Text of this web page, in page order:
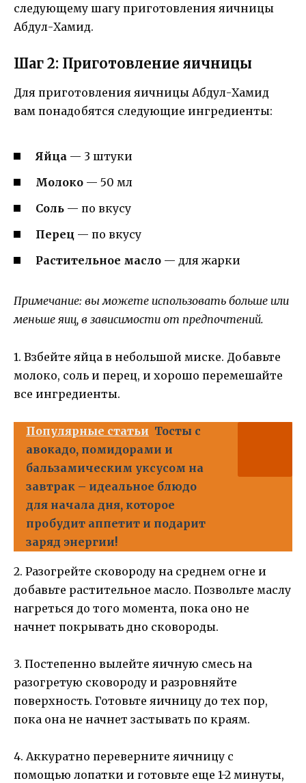
следующему шагу приготовления яичницы
Абдул-Хамид.
Шаг 2: Приготовление яичницы
Для приготовления яичницы Абдул-Хамид
вам понадобятся следующие ингредиенты:
Яйца — 3 штуки
Молоко — 50 мл
Соль — по вкусу
Перец — по вкусу
Растительное масло — для жарки
Примечание: вы можете использовать больше или
меньше яиц, в зависимости от предпочтений.
1. Взбейте яйца в небольшой миске. Добавьте
молоко, соль и перец, и хорошо перемешайте
все ингредиенты.
Популярные статьи Тосты с
авокадо, помидорами и
бальзамическим уксусом на
завтрак – идеальное блюдо
для начала дня, которое
пробудит аппетит и подарит
заряд энергии!
2. Разогрейте сковороду на среднем огне и
добавьте растительное масло. Позвольте маслу
нагреться до того момента, пока оно не
начнет покрывать дно сковороды.
3. Постепенно вылейте яичную смесь на
разогретую сковороду и разровняйте
поверхность. Готовьте яичницу до тех пор,
пока она не начнет застывать по краям.
4. Аккуратно переверните яичницу с
помощью лопатки и готовьте еще 1-2 минуты,